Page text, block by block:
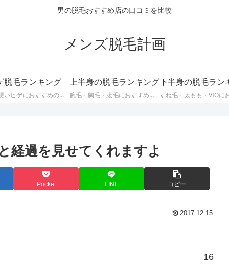
男の脱毛おすすめ店の口コミを比較
メンズ脱毛計画
脱毛ランキング
太くて硬いヒゲにおすすめのお店
上半身の脱毛ランキング
腕毛・胸毛・腹毛におすすめのお店
下半身の脱毛ラン
経過を見せてくれますよ
Pocket LINE コピー
2017.12.15
16